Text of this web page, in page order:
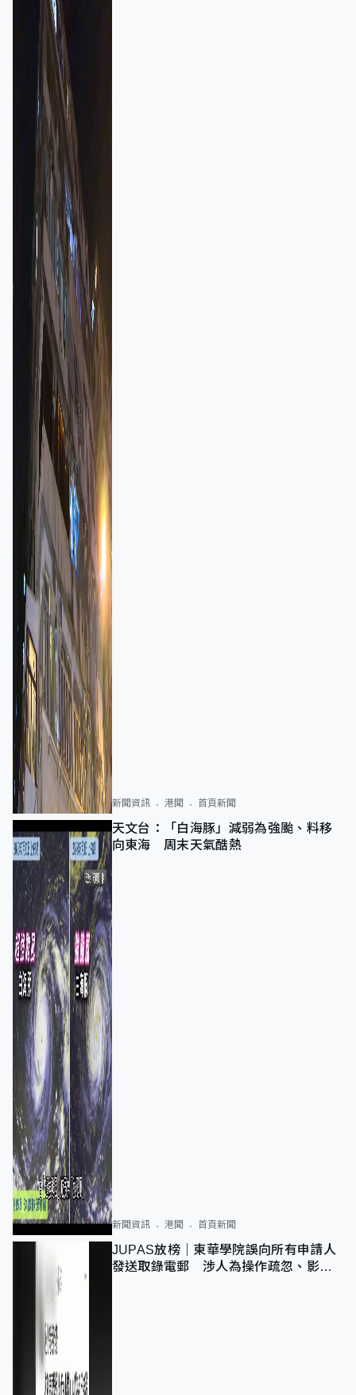
新聞資訊 港聞 首頁新聞
天文台：「白海豚」減弱為強颱、料移
向東海 周末天氣酷熱
新聞資訊 港聞 首頁新聞
JUPAS放榜｜東華學院誤向所有申請人
發送取錄電郵 涉人為操作疏忽、影響